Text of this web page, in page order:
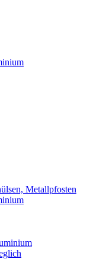
Metallpfosten